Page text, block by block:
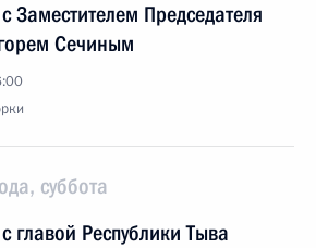
Заместителем Председателя
Сечиным
суббота
главой Республики Тыва